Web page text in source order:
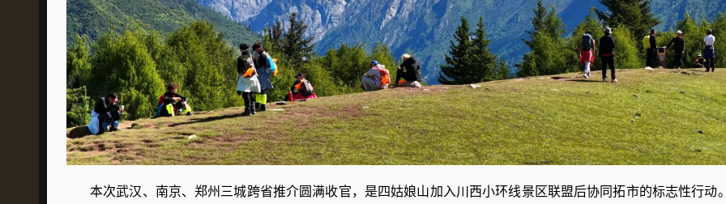
本次武汉、南京、郑州三城跨省推介圆满收官，是四姑娘山加入川西小环线景区联盟后协同拓市的标志性行动